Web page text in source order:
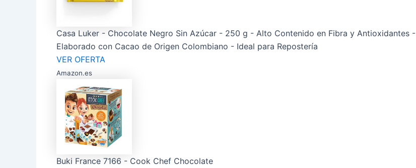
Casa Luker - Chocolate Negro Sin Azúcar - 250 g - Alto Contenido en Fibra y Antioxidantes -
Elaborado con Cacao de Origen Colombiano - Ideal para Repostería
VER OFERTA
Amazon.es
Buki France 7166 - Cook Chef Chocolate